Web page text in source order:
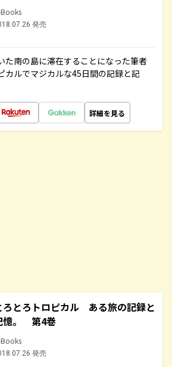
発売
た南の島に滞在することになった筆者
カルでマジカルな45日間の記録と記
詳細を見る
ろとろトロピカル ある旅の記録と
憶。 第4巻
発売